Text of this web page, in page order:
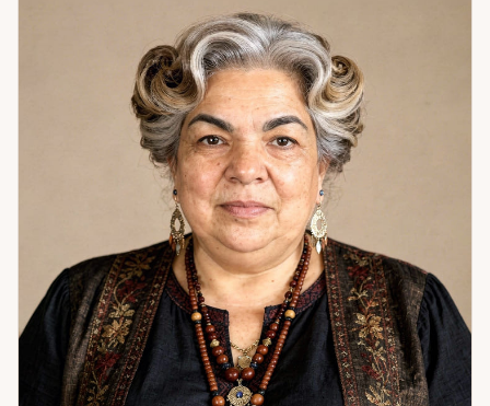
курса работы — обрела гармонию, изменилась внешне,
начала привлекать новые возможности. Стала уверенной
и успешной. Когда человек находит опору внутри себя —
весь мир откликается ему переменами.